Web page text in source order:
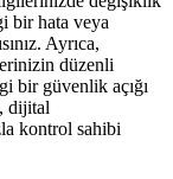
bir hata veya
Ayrıca,
düzenli
bir güvenlik açığı
dijital
kontrol sahibi